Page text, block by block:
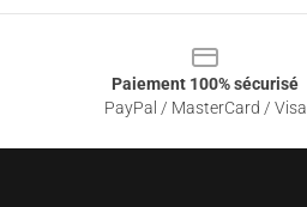
Paiement 100% sécurisé
PayPal / MasterCard / Visa